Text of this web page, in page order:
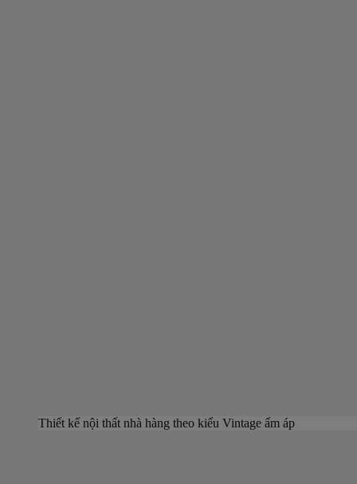
Thiết kế nội thất nhà hàng theo kiểu Vintage ấm áp